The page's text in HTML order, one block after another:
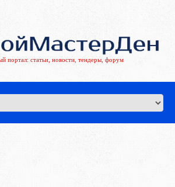
портал: статьи, новости, тендеры, форум